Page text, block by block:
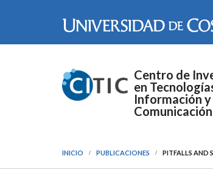
Centro de
en
Información y
Comunicación
INICIO PUBLICACIONES PITFALLS AND